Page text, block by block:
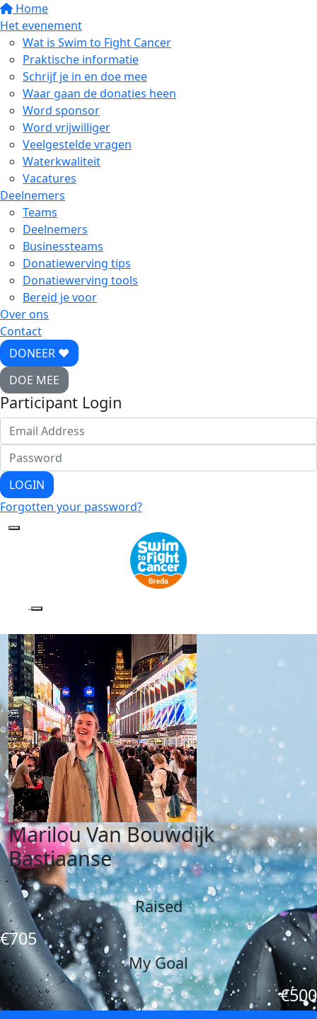
Home
Het evenement
Wat is Swim to Fight Cancer
Praktische informatie
Schrijf je in en doe mee
Waar gaan de donaties heen
Word sponsor
Word vrijwilliger
Veelgestelde vragen
Waterkwaliteit
Vacatures
Deelnemers
Teams
Deelnemers
Businessteams
Donatiewerving tips
Donatiewerving tools
Bereid je voor
Over ons
Contact
DONEER ♥
DOE MEE
Participant Login
LOGIN
Forgotten your password?
Marilou Van Bouwdijk
Bastiaanse
Raised
€705
My Goal
€500